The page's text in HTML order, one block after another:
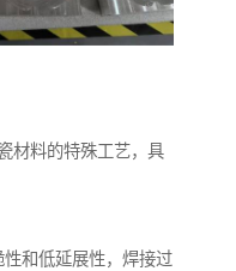
材料的特殊工艺，具
和低延展性，焊接过